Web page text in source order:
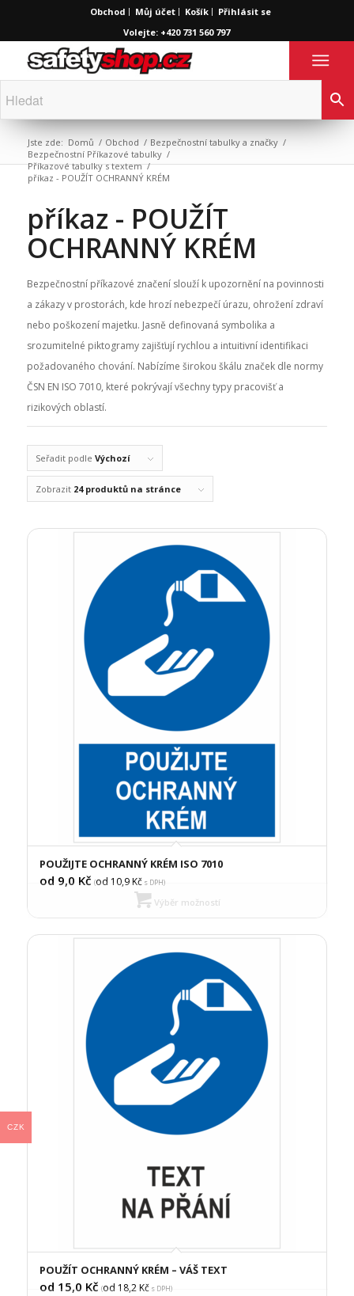
Obchod Můj účet Košík
Přihlásit se
Volejte: +420 731 560 797
Jste zde: Domů / Obchod / Bezpečnostní tabulky a značky /
Bezpečnostní Příkazové tabulky /
Příkazové tabulky s textem /
příkaz - POUŽÍT OCHRANNÝ KRÉM
příkaz - POUŽÍT
OCHRANNÝ KRÉM
Bezpečnostní příkazové značení slouží k upozornění na povinnosti
a zákazy v prostorách, kde hrozí nebezpečí úrazu, ohrožení zdraví
nebo poškození majetku. Jasně definovaná symbolika a
srozumitelné piktogramy zajišťují rychlou a intuitivní identifikaci
požadovaného chování. Nabízíme širokou škálu značek dle normy
ČSN EN ISO 7010, které pokrývají všechny typy pracovišť a
rizikových oblastí.
Seřadit podle Výchozí
Zobrazit 24 produktů na stránce
POUŽIJTE OCHRANNÝ KRÉM ISO 7010
od 9,0 Kč (od 10,9Kčs DPH)
Výběr možností
POUŽÍT OCHRANNÝ KRÉM – VÁŠ TEXT
od 15,0 Kč (od 18,2Kčs DPH)
CZK